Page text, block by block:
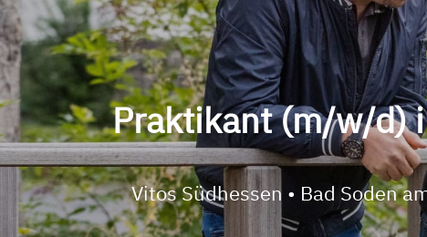
Praktikant (m/w/d)
Vitos Südhessen • Bad Soden